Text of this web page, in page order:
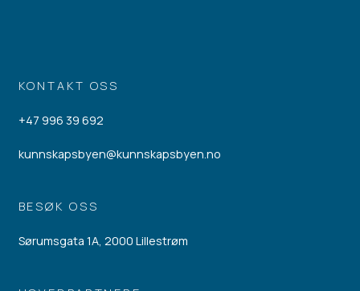
KONTAKT OSS
+47 996 39 692
kunnskapsbyen@kunnskapsbyen.no
BESØK OSS
Sørumsgata 1A, 2000 Lillestrøm